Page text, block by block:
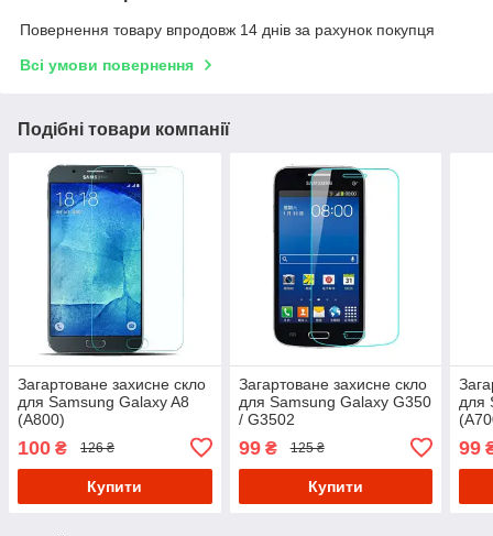
Повернення товару впродовж 14 днів за рахунок покупця
Всі умови повернення
Подібні товари компанії
Загартоване захисне скло
для Samsung Galaxy A8
(A800)
100 ₴ 126 ₴
Купити
Загартоване захисне скло
для Samsung Galaxy G350
/ G3502
99₴ 125 ₴
Купити
для
99